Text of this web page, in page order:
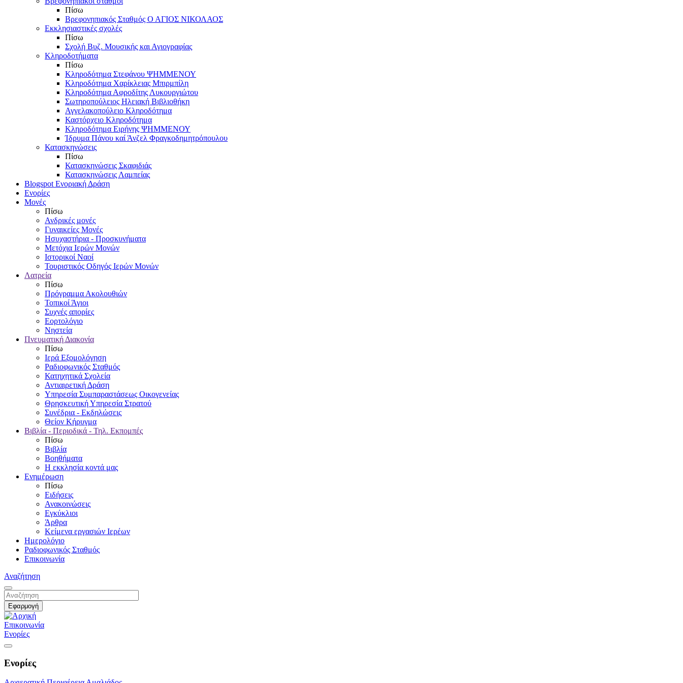
Πίσω
Βρεφονηπιακός Σταθμός Ο ΑΓΙΟΣ ΝΙΚΟΛΑΟΣ
Εκκλησιαστικές σχολές
Πίσω
Σχολή Βυζ. Μουσικής και Αγιογραφίας
Κληροδοτήματα
Πίσω
Κληροδότημα Στεφάνου ΨΗΜΜΕΝΟΥ
Κληροδότημα Χαρίκλειας Μπιρμπίλη
Κληροδότημα Αφροδίτης Λυκουργιώτου
Σωτηροπούλειος Ηλειακή Βιβλιοθήκη
Αγγελακοπούλειο Κληροδότημα
Καστόρχειο Κληροδότημα
Κληροδότημα Ειρήνης ΨΗΜΜΕΝΟΥ
Ίδρυμα Πάνου καί Άνζελ Φραγκοδημητρόπουλου
Κατασκηνώσεις
Πίσω
Κατασκηνώσεις Σκαφιδιάς
Κατασκηνώσεις Λαμπείας
Blogspot Ενοριακή Δράση
Ενορίες
Μονές
Πίσω
Ανδρικές μονές
Γυναικείες Μονές
Ησυχαστήρια - Προσκυνήματα
Μετόχια Ιερών Μονών
Ιστορικοί Ναοί
Τουριστικός Οδηγός Ιερών Μονών
Λατρεία
Πίσω
Πρόγραμμα Ακολουθιών
Τοπικοί Άγιοι
Συχνές απορίες
Εορτολόγιο
Νηστεία
Πνευματική Διακονία
Πίσω
Ιερά Εξομολόγηση
Ραδιοφωνικός Σταθμός
Κατηχητικά Σχολεία
Αντιαιρετική Δράση
Υπηρεσία Συμπαραστάσεως Οικογενείας
Θρησκευτική Υπηρεσία Στρατού
Συνέδρια - Εκδηλώσεις
Θείον Κήρυγμα
Βιβλία - Περιοδικά - Τηλ. Εκπομπές
Πίσω
Βιβλία
Βοηθήματα
Η εκκλησία κοντά μας
Ενημέρωση
Πίσω
Ειδήσεις
Ανακοινώσεις
Εγκύκλιοι
Άρθρα
Κείμενα εργασιών Ιερέων
Ημερολόγιο
Ραδιοφωνικός Σταθμός
Επικοινωνία
Αναζήτηση
Επικοινωνία
Ενορίες
Ενορίες